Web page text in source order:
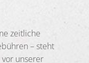
zeitliche
– steht
unserer